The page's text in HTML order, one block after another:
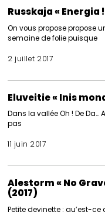
Russkaja « Energia
On vous propose propose
semaine de folie puisque
2 juillet 2017
Eluveitie « Inis
Dans la vallée Oh ! De Da…
pas
11 juin 2017
Alestorm « No
(2017)
Petite devinette : qu’est-